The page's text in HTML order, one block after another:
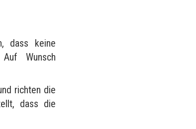
dass keine
Wunsch
richten die
dass die